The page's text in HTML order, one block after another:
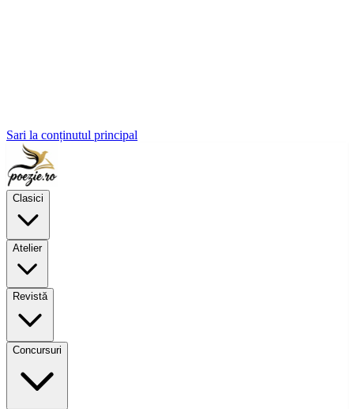
Sari la conținutul principal
Clasici
Atelier
Revistă
Concursuri